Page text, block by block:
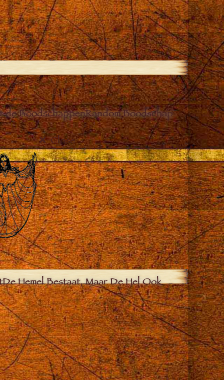
de BoodschappenRandom Boodschap
Close
De Hemel Bestaat, Maar De Hel Ook